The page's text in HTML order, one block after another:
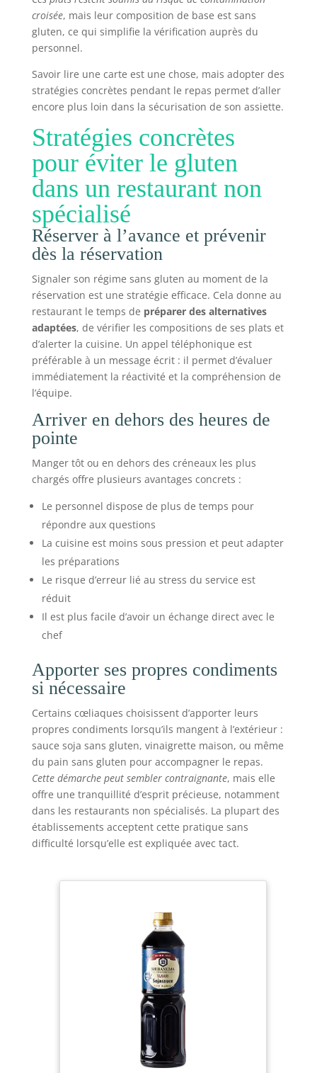
croisée, mais leur composition de base est sans
gluten, ce qui simplifie la vérification auprès du
personnel.
Savoir lire une carte est une chose, mais adopter des
stratégies concrètes pendant le repas permet d’aller
encore plus loin dans la sécurisation de son assiette.
Stratégies concrètes
pour éviter le gluten
dans un restaurant non
spécialisé
Réserver à l’avance et prévenir
dès la réservation
Signaler son régime sans gluten au moment de la
réservation est une stratégie efficace. Cela donne au
restaurant le temps de préparer des alternatives
adaptées, de vérifier les compositions de ses plats et
d’alerter la cuisine. Un appel téléphonique est
préférable à un message écrit : il permet d’évaluer
immédiatement la réactivité et la compréhension de
l’équipe.
Arriver en dehors des heures de
pointe
Manger tôt ou en dehors des créneaux les plus
chargés offre plusieurs avantages concrets :
Le personnel dispose de plus de temps pour
répondre aux questions
La cuisine est moins sous pression et peut adapter
les préparations
Le risque d’erreur lié au stress du service est
réduit
Il est plus facile d’avoir un échange direct avec le
chef
Apporter ses propres condiments
si nécessaire
Certains cœliaques choisissent d’apporter leurs
propres condiments lorsqu’ils mangent à l’extérieur :
sauce soja sans gluten, vinaigrette maison, ou même
du pain sans gluten pour accompagner le repas.
Cette démarche peut sembler contraignante, mais elle
offre une tranquillité d’esprit précieuse, notamment
dans les restaurants non spécialisés. La plupart des
établissements acceptent cette pratique sans
difficulté lorsqu’elle est expliquée avec tact.